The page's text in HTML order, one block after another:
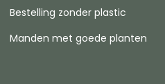
Bestelling zonder plastic
Manden met goede planten